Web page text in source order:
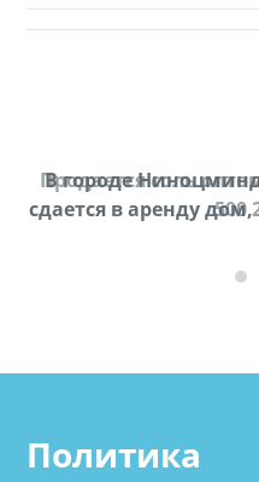
Продается соль
500
В городе
cдается в аренду дом,
Политика